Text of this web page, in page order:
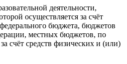
деятельности,
осуществляется за счёт
бюджета, бюджетов
местных бюджетов, по
счёт средств физических и (или)